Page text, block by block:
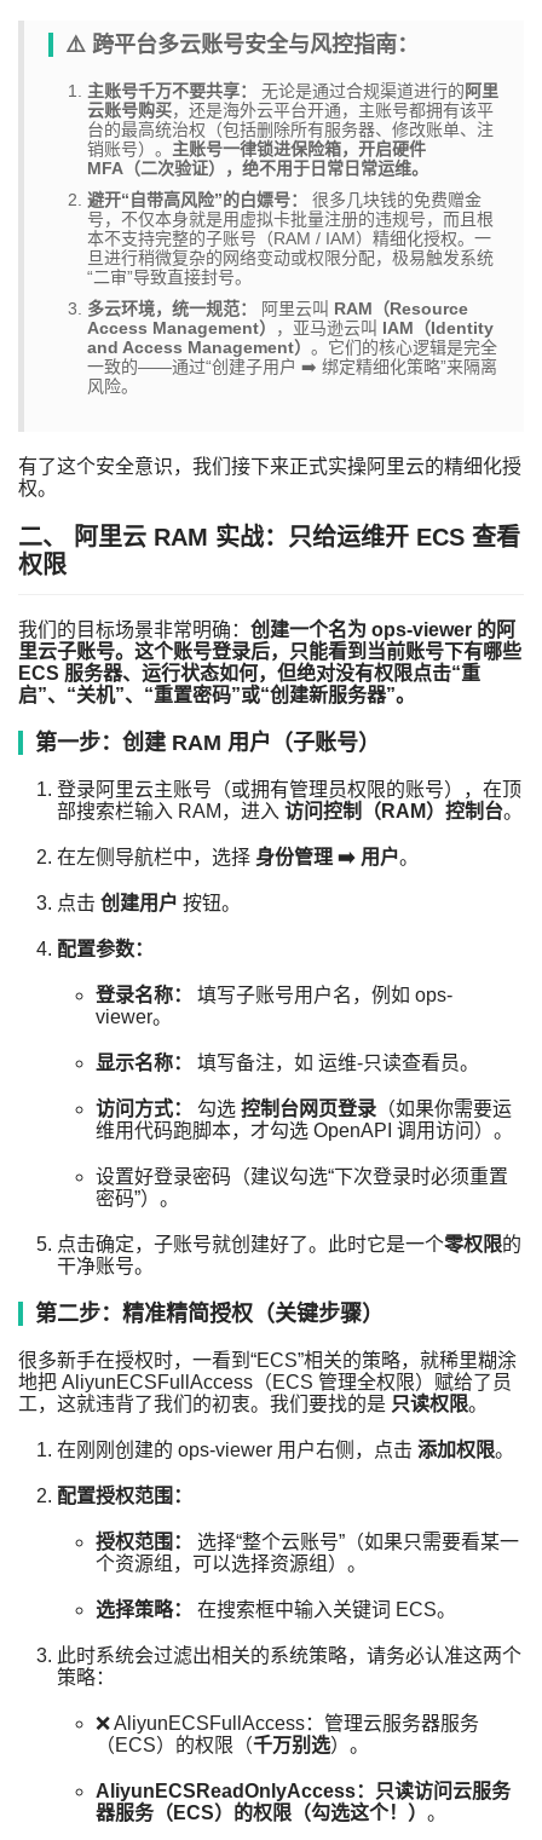
⚠️ 跨平台多云账号安全与风控指南：
主账号千万不要共享： 无论是通过合规渠道进行的阿里
云账号购买，还是海外云平台开通，主账号都拥有该平
台的最高统治权（包括删除所有服务器、修改账单、注
销账号）。 主账号一律锁进保险箱，开启硬件
MFA（二次验证），绝不用于日常日常运维。
避开“自带高风险”的白嫖号：
很多几块钱的免费赠金
号，不仅本身就是用虚拟卡批量注册的违规号，而且根
本不支持完整的子账号（RAM / IAM）精细化授权。一
旦进行稍微复杂的网络变动或权限分配，极易触发系统
“二审”导致直接封号。
多云环境，统一规范：
阿里云叫 RAM（Resource
Access Management）
，亚马逊云叫 IAM（Identity
and Access Management） 。它们的核心逻辑是完全
一致的——通过“创建子用户 ➡️ 绑定精细化策略”来隔离
风险。
有了这个安全意识，我们接下来正式实操阿里云的精细化授
权。
二、 阿里云 RAM 实战：只给运维开 ECS 查看
权限
我们的目标场景非常明确： 创建一个名为 ops-viewer 的阿
里云子账号。这个账号登录后，只能看到当前账号下有哪些
ECS 服务器、运行状态如何，但绝对没有权限点击“重
启”、“关机”、“重置密码”或“创建新服务器”。
第一步：创建 RAM 用户（子账号）
登录阿里云主账号（或拥有管理员权限的账号），在顶
部搜索栏输入 RAM ，进入 访问控制（RAM）控制台。
在左侧导航栏中，选择 身份管理 ➡️ 用户。
点击 创建用户 按钮。
配置参数：
登录名称： 填写子账号用户名，例如 ops-
viewer。
显示名称： 填写备注，如 运维-只读查看员。
访问方式： 勾选 控制台网页登录 （如果你需要运
维用代码跑脚本，才勾选 OpenAPI 调用访问）。
设置好登录密码（建议勾选“下次登录时必须重置
密码”）。
点击确定，子账号就创建好了。此时它是一个零权限的
干净账号。
第二步：精准精简授权（关键步骤）
很多新手在授权时，一看到“ECS”相关的策略，就稀里糊涂
地把 AliyunECSFullAccess （ECS 管理全权限）赋给了员
工，这就违背了我们的初衷。我们要找的是 只读权限。
在刚刚创建的 ops-viewer 用户右侧，点击 添加权限。
配置授权范围：
授权范围：
选择“整个云账号”（如果只需要看某一
个资源组，可以选择资源组）。
选择策略： 在搜索框中输入关键词 ECS。
此时系统会过滤出相关的系统策略，请务必认准这两个
策略：
❌AliyunECSFullAccess：管理云服务器服务
（ECS）的权限（千万别选）。
AliyunECSReadOnlyAccess：只读访问云服务
器服务（ECS）的权限（勾选这个！） 。